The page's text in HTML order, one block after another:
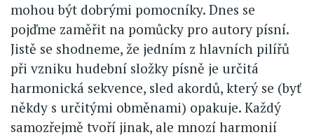
mohou být dobrými pomocníky. Dnes se
pojďme zaměřit na pomůcky pro autory písní.
Jistě se shodneme, že jedním z hlavních pilířů
při vzniku hudební složky písně je určitá
harmonická sekvence, sled akordů, který se (byť
někdy s určitými obměnami) opakuje. Každý
samozřejmě tvoří jinak, ale mnozí harmonií